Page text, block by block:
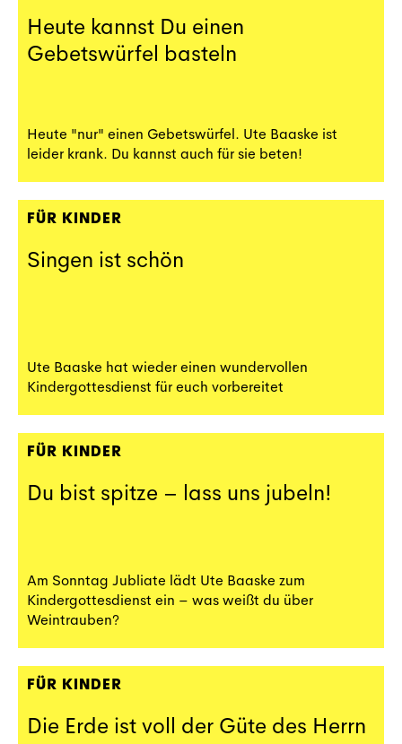
Heute kannst Du einen
Gebetswürfel basteln
Heute "nur" einen Gebetswürfel. Ute Baaske ist
leider krank. Du kannst auch für sie beten!
FÜR KINDER
Singen ist schön
Ute Baaske hat wieder einen wundervollen
Kindergottesdienst für euch vorbereitet
FÜR KINDER
Du bist spitze – lass uns jubeln!
Am Sonntag Jubliate lädt Ute Baaske zum
Kindergottesdienst ein – was weißt du über
Weintrauben?
FÜR KINDER
Die Erde ist voll der Güte des Herrn